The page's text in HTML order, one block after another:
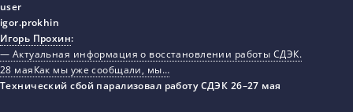
Игорь Прохин:
— Актуальная информация о восстановлении работы СДЭК.
28 маяКак мы уже сообщали, мы…
Технический сбой парализовал работу СДЭК 26–27 мая